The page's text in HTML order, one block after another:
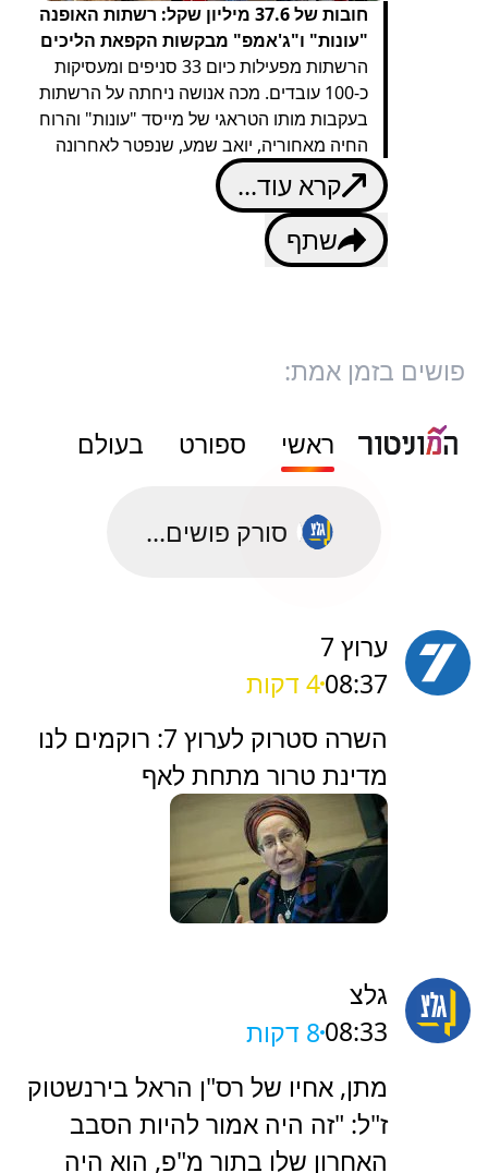
חובות של 37.6 מיליון שקל: רשתות האופנה
"עונות" ו"ג'אמפ" מבקשות הקפאת הליכים
הרשתות מפעילות כיום 33 סניפים ומעסיקות
כ-100 עובדים. מכה אנושה ניחתה על הרשתות
בעקבות מותו הטראגי של מייסד "עונות" והרוח
החיה מאחוריה, יואב שמע, שנפטר לאחרונה
קרא עוד...
שתף
פושים בזמן אמת:
ראשי ספורט בעולם
סורק פושים...
ערוץ 7
08:374 דקות
‏השרה סטרוק לערוץ 7: רוקמים לנו
מדינת טרור מתחת לאף
גלצ
08:338 דקות
מתן, אחיו של רס"ן הראל בירנשטוק
ז"ל: "זה היה אמור להיות הסבב
האחרון שלו בתור מ"פ, הוא היה